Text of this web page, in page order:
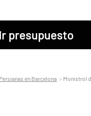
presupuesto
en Barcelona Monistrol